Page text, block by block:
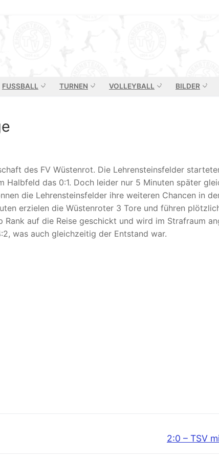
FUSSBALL TURNEN VOLLEYBALL BILDER
des FV Wüstenrot. Die Lehrensteinsfelder
das 0:1. Doch leider nur 5 Minuten später
die Lehrensteinsfelder ihre weiteren Chancen in
erzielen die Wüstenroter 3 Tore und führen
auf die Reise geschickt und wird im Strafraum
was auch gleichzeitig der Entstand war.
Nächster
2:0 – TSV